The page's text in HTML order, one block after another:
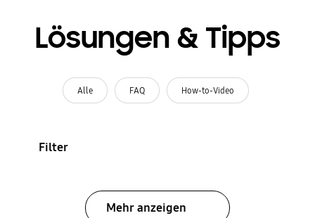
Lösungen & Tipps
Alle FAQ How-to-Video
Filter
Mehr anzeigen